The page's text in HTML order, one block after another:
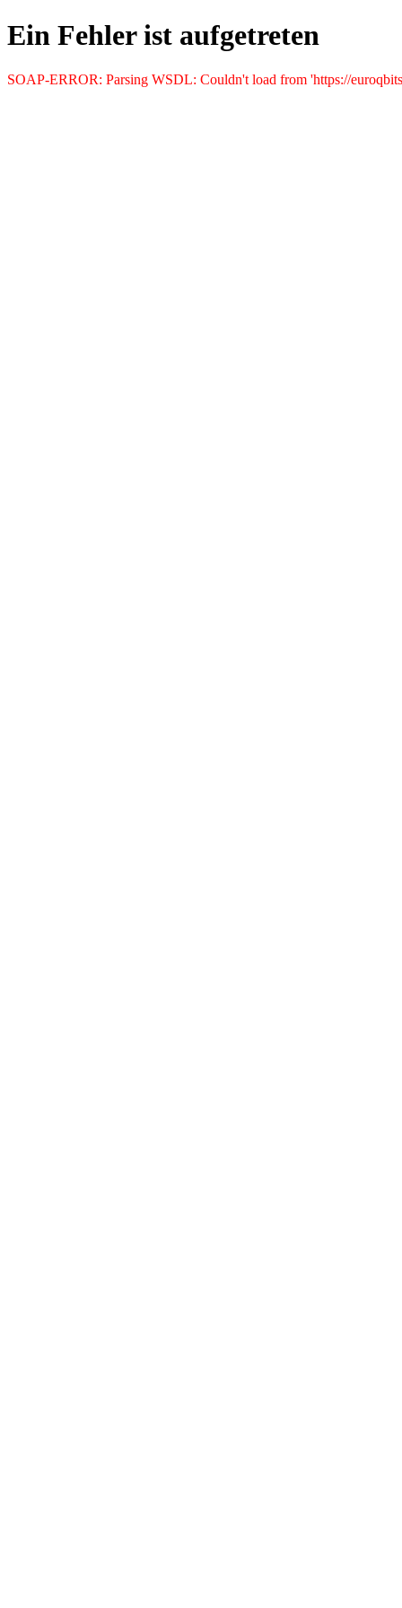
Ein Fehler ist aufgetreten
SOAP-ERROR: Parsing WSDL: Couldn't load from 'https://